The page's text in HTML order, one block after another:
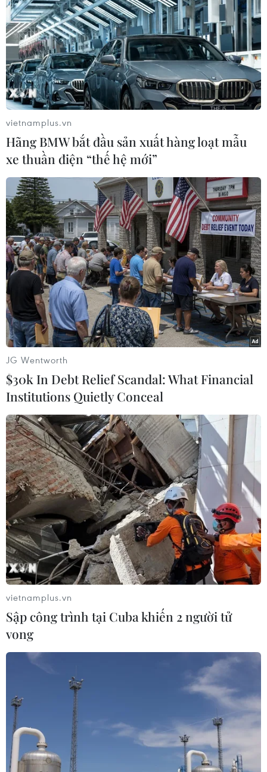
vietnamplus.vn
Hãng BMW bắt đầu sản xuất hàng loạt mẫu
xe thuần điện “thế hệ mới”
JG Wentworth
$30k In Debt Relief Scandal: What Financial
Institutions Quietly Conceal
vietnamplus.vn
Sập công trình tại Cuba khiến 2 người tử
vong